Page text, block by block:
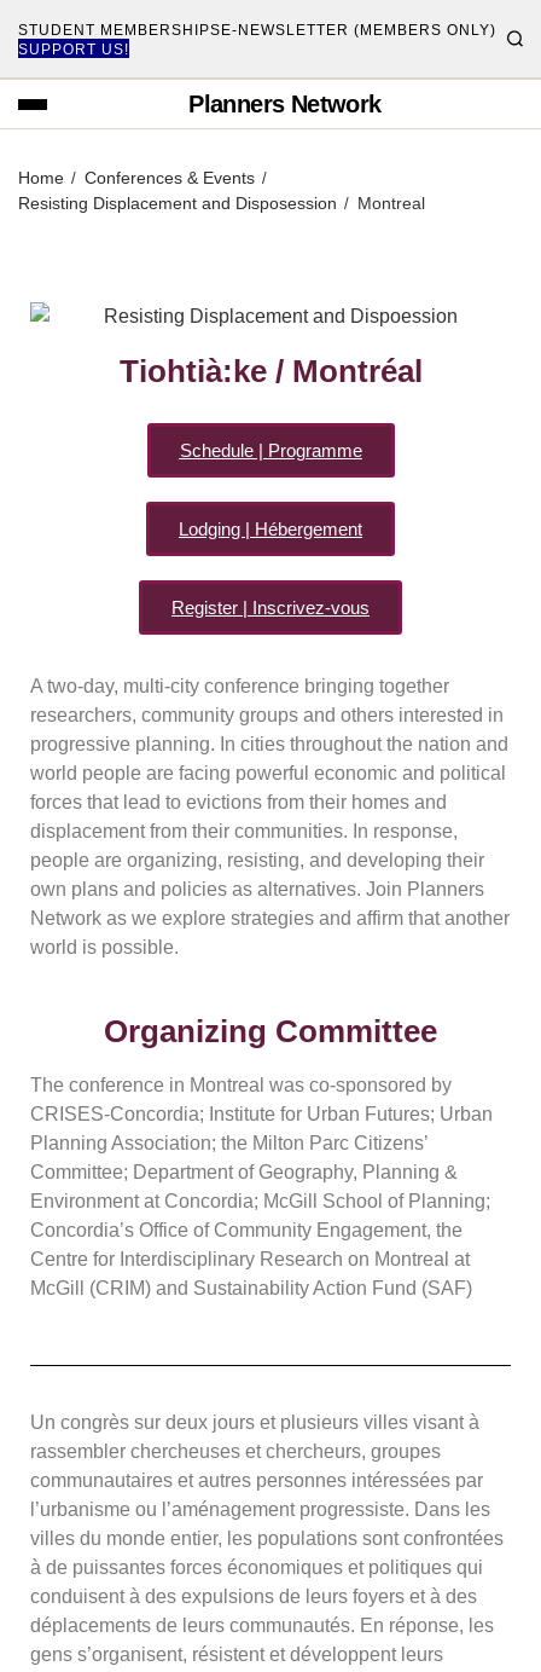
STUDENT MEMBERSHIPS E-NEWSLETTER (MEMBERS ONLY)
SUPPORT US!
Planners Network
Home
Conferences & Events
Resisting Displacement and Disposession
Montreal
Tiohtià:ke / Montréal
Schedule | Programme
Lodging | Hébergement
Register | Inscrivez-vous
A two-day, multi-city conference bringing together
researchers, community groups and others interested in
progressive planning. In cities throughout the nation and
world people are facing powerful economic and political
forces that lead to evictions from their homes and
displacement from their communities. In response,
people are organizing, resisting, and developing their
own plans and policies as alternatives. Join Planners
Network as we explore strategies and affirm that another
world is possible.
Organizing Committee
The conference in Montreal was co-sponsored by
CRISES-Concordia; Institute for Urban Futures; Urban
Planning Association; the Milton Parc Citizens’
Committee; Department of Geography, Planning &
Environment at Concordia; McGill School of Planning;
Concordia’s Office of Community Engagement, the
Centre for Interdisciplinary Research on Montreal at
McGill (CRIM) and Sustainability Action Fund (SAF)
Un congrès sur deux jours et plusieurs villes visant à
rassembler chercheuses et chercheurs, groupes
communautaires et autres personnes intéressées par
l’urbanisme ou l’aménagement progressiste. Dans les
villes du monde entier, les populations sont confrontées
à de puissantes forces économiques et politiques qui
conduisent à des expulsions de leurs foyers et à des
déplacements de leurs communautés. En réponse, les
gens s’organisent, résistent et développent leurs